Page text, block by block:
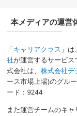
本メディアの運営
「キャリアクラス 」は、
社が運営するサービ
式会社は、 株式会社デ
ース市場上場)のグル
ード：9244
また運営チームのキ